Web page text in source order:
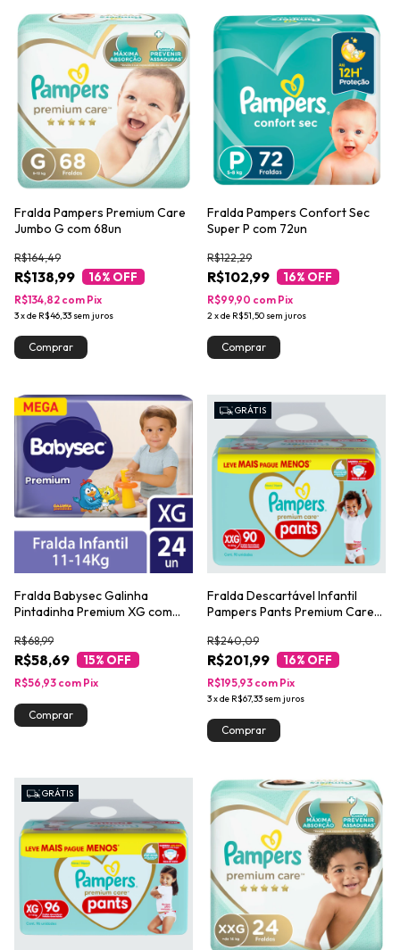
Fralda Pampers Premium Care
Jumbo G com 68un
R$138,99
R$164,49
16% OFF
3xde R$46,33 sem juros
R$134,82 com Pix
Fralda Pampers Confort Sec
Super P com 72un
R$102,99
R$122,29
16% OFF
2xde R$51,50 sem juros
R$99,90 com Pix
Fralda Babysec Galinha
Pintadinha Premium XG com
R$58,69
R$68,99
15% OFF
R$56,93 com Pix
GRÁTIS
Fralda Descartável Infantil
Pampers Pants Premium Care
Mais Pague Menos
R$201,99
R$240,09
16% OFF
3xde R$67,33 sem juros
R$195,93 com Pix
GRÁTIS